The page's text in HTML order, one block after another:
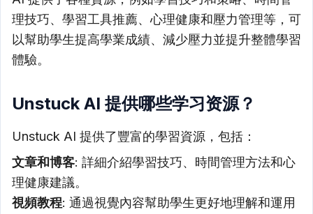
理技巧、學習工具推薦、心理健康和壓力管理等，可
以幫助學生提高學業成績、減少壓力並提升整體學習
體驗。
Unstuck AI 提供哪些学习资源？
Unstuck AI 提供了豐富的學習資源，包括：
文章和博客: 詳細介紹學習技巧、時間管理方法和心
理健康建議。
視頻教程: 通過視覺內容幫助學生更好地理解和運用